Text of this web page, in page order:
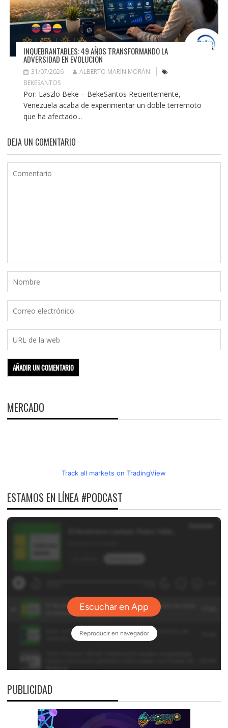
INQUEBRANTABLES: 49 AÑOS TRANSFORMANDO LA
ADVERSIDAD EN EVOLUCIÓN
31/07/2026
ALBERTO MARÍN MORÁN
BEKESANTOS
Por: Laszlo Beke – BekeSantos Recientemente,
Venezuela acaba de experimentar un doble terremoto
que ha afectado...
DEJA UN COMENTARIO
MERCADO
Track all markets on TradingView
ESTAMOS EN LÍNEA #PODCAST
PUBLICIDAD